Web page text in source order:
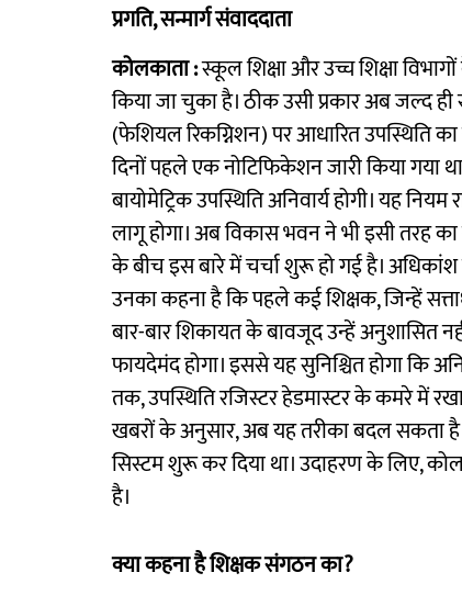
प्रगति, सन्मार्ग संवाददाता
कोलकाता :स्कूल शिक्षा और उच्च शिक्षा
किया जा चुका है। ठीक उसी प्रकार अब जल्द
(फेशियल रिकग्निशन) पर आधारित उपस्थिति
दिनों पहले एक नोटिफिकेशन जारी किया गया
बायोमेट्रिक उपस्थिति अनिवार्य होगी। यह
लागू होगा। अब विकास भवन ने भी इसी तरह
के बीच इस बारे में चर्चा शुरू हो गई है।
उनका कहना है कि पहले कई शिक्षक, जिन्हें
बार-बार शिकायत के बावजूद उन्हें अनुशासित
फायदेमंद होगा। इससे यह सुनिश्चित होगा कि
तक, उपस्थिति रजिस्टर हेडमास्टर के कमरे में
खबरों के अनुसार, अब यह तरीका बदल सकता
सिस्टम शुरू कर दिया था। उदाहरण के लिए,
है।
क्या कहना है शिक्षक संगठन का?